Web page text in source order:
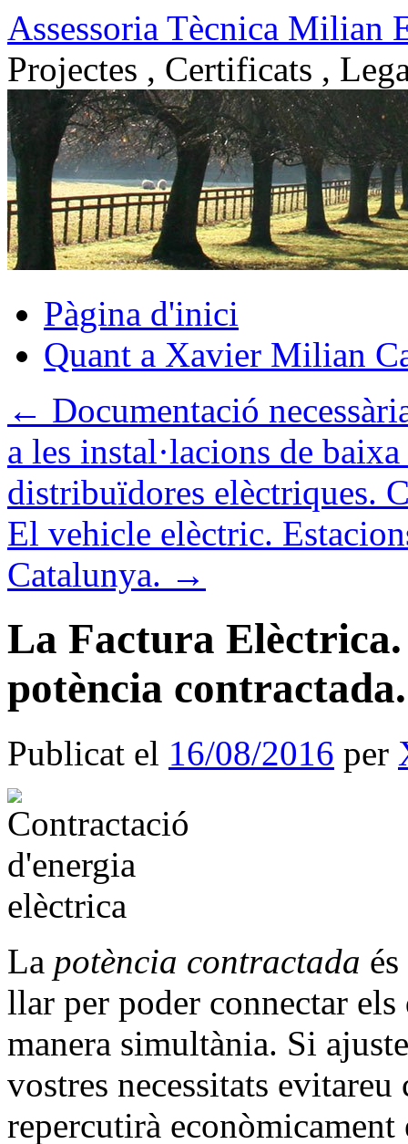
Vés
al
contingut
Assessoria Tècnica Milian
Projectes , Certificats ,
Pàgina d'inici
Quant a Xavier Milian
← Documentació
a les instal·lacions de
distribuïdores elèctriques.
El vehicle elèctric.
Catalunya. →
La Factura
potència contractada.
Publicat el 16/08/2016 per
La potència contractada
llar per poder connectar
manera simultània. Si
vostres necessitats
repercutirà